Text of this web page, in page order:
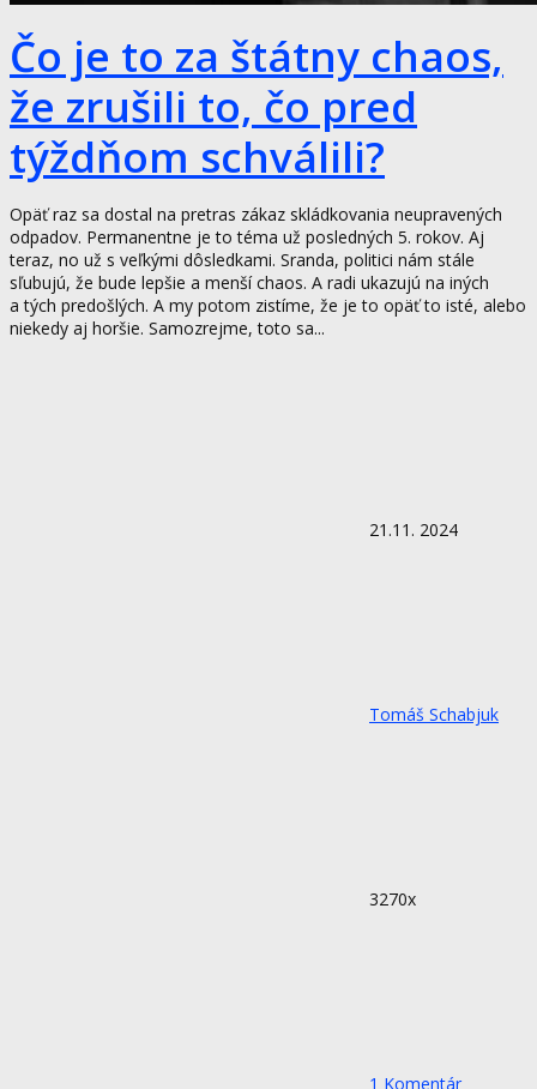
Čo je to za štátny chaos,
že zrušili to, čo pred
týždňom schválili?
Opäť raz sa dostal na pretras zákaz skládkovania neupravených
odpadov. Permanentne je to téma už posledných 5. rokov. Aj
teraz, no už s veľkými dôsledkami. Sranda, politici nám stále
sľubujú, že bude lepšie a menší chaos. A radi ukazujú na iných
a tých predošlých. A my potom zistíme, že je to opäť to isté, alebo
niekedy aj horšie. Samozrejme, toto sa...
21.11. 2024
Tomáš Schabjuk
3270x
1 Komentár